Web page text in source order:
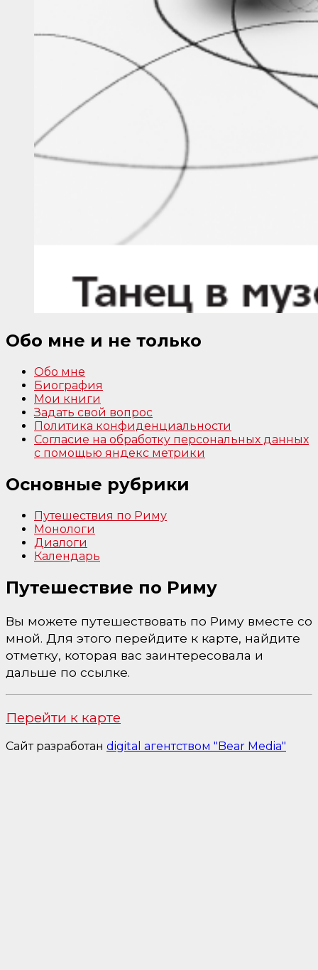
Обо мне и не только
Обо мне
Биография
Мои книги
Задать свой вопрос
Политика конфиденциальности
Согласие на обработку персональных данных
с помощью яндекс метрики
Основные рубрики
Путешествия по Риму
Монологи
Диалоги
Календарь
Путешествие по Риму
Вы можете путешествовать по Риму вместе со
мной. Для этого перейдите к карте, найдите
отметку, которая вас заинтересовала и
дальше по ссылке.
Перейти к карте
Сайт разработан digital агентством "Bear Media"